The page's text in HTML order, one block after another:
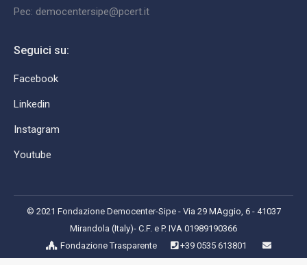
Pec: democentersipe@pcert.it
Seguici su:
Facebook
Linkedin
Instagram
Youtube
© 2021 Fondazione Democenter-Sipe - Via 29 MAggio, 6 - 41037
Mirandola (Italy)- C.F. e P. IVA 01989190366
Fondazione Trasparente
+39 0535 613801